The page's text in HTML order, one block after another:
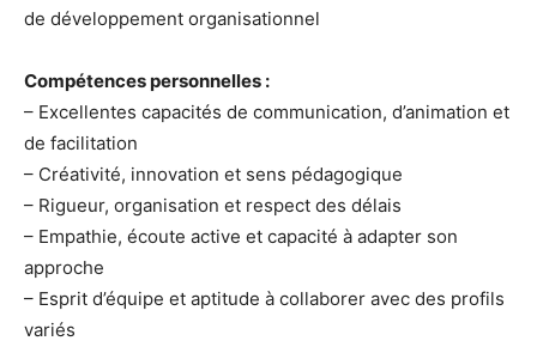
de développement organisationnel
Compétences personnelles :
– Excellentes capacités de communication, d’animation et
de facilitation
– Créativité, innovation et sens pédagogique
– Rigueur, organisation et respect des délais
– Empathie, écoute active et capacité à adapter son
approche
– Esprit d’équipe et aptitude à collaborer avec des profils
variés